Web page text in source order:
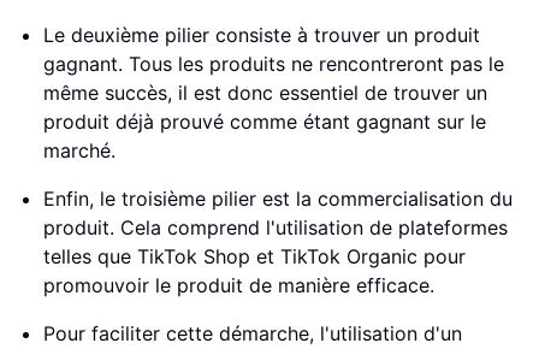
Le deuxième pilier consiste à trouver un produit
gagnant. Tous les produits ne rencontreront pas le
même succès, il est donc essentiel de trouver un
produit déjà prouvé comme étant gagnant sur le
marché.
Enfin, le troisième pilier est la commercialisation du
produit. Cela comprend l'utilisation de plateformes
telles que TikTok Shop et TikTok Organic pour
promouvoir le produit de manière efficace.
Pour faciliter cette démarche, l'utilisation d'un